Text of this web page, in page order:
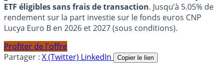
ETF éligibles sans frais de transaction. Jusqu’à 5.05% de
rendement sur la part investie sur le fonds euros CNP
Lucya Euro B en 2026 et 2027 (sous conditions).
Profiter de l'offre
Partager : X (Twitter) LinkedIn Copier le lien